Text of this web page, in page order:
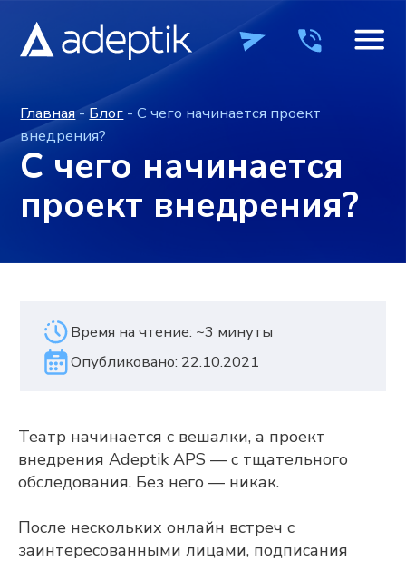
ОСТАВИТЬ ЗАЯВКУ
ОСТАВИТЬ ЗАЯВКУ
- С чего начинается проект
С чего начинается
проект внедрения?
Театр начинается с вешалки, а проект
внедрения Adeptik APS — с тщательного
обследования. Без него — никак.
После нескольких онлайн встреч с
заинтересованными лицами, подписания